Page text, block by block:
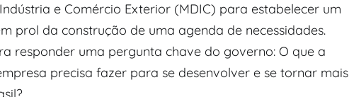
e Comércio Exterior (MDIC) para estabelecer um
prol da construção de uma agenda de necessidades.
responder uma pergunta chave do governo: O que a
precisa fazer para se desenvolver e se tornar mais